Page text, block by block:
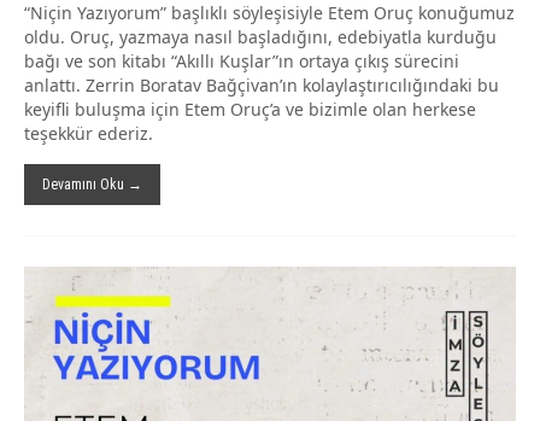
“Niçin Yazıyorum” başlıklı söyleşisiyle Etem Oruç konuğumuz
oldu. Oruç, yazmaya nasıl başladığını, edebiyatla kurduğu
bağı ve son kitabı “Akıllı Kuşlar”ın ortaya çıkış sürecini
anlattı. Zerrin Boratav Bağçivan’ın kolaylaştırıcılığındaki bu
keyifli buluşma için Etem Oruç’a ve bizimle olan herkese
teşekkür ederiz.
Devamını Oku →